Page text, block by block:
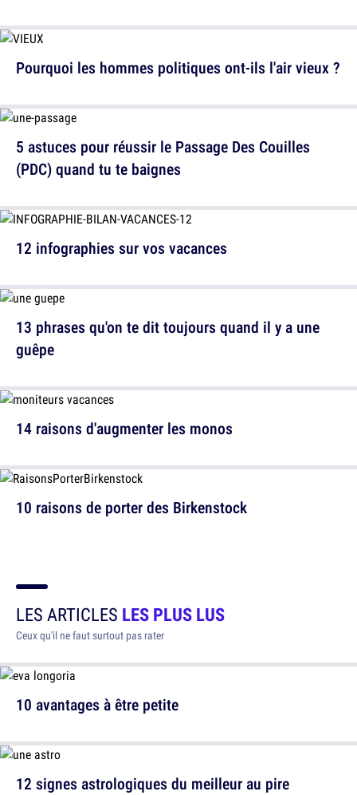
Pourquoi les hommes politiques ont-ils l'air vieux ?
12 infographies sur vos vacances
14 raisons d'augmenter les monos
5 astuces pour réussir le Passage Des Couilles
(PDC) quand tu te baignes
13 phrases qu'on te dit toujours quand il y a une
guêpe
10 raisons de porter des Birkenstock
LES ARTICLES LES PLUS LUS
Ceux qu'il ne faut surtout pas rater
10 avantages à être petite
12 signes astrologiques du meilleur au pire